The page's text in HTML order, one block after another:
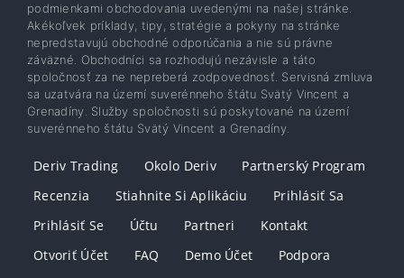
podmienkami obchodovania uvedenými na našej stránke.
Akékoľvek príklady, tipy, stratégie a pokyny na stránke
nepredstavujú obchodné odporúčania a nie sú právne
záväzné. Obchodníci sa rozhodujú nezávisle a táto
spoločnosť za ne nepreberá zodpovednosť. Servisná zmluva
sa uzatvára na území suverénneho štátu Svätý Vincent a
Grenadíny. Služby spoločnosti sú poskytované na území
suverénneho štátu Svätý Vincent a Grenadíny.
Deriv Trading Okolo Deriv
Partnerský Program
Recenzia
Stiahnite Si Aplikáciu
Prihlásiť Sa
Prihlásiť Se
Účtu Partneri
Kontakt
Otvoriť Účet
FAQ Demo Účet
Podpora